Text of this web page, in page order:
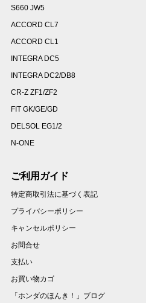
S660 JW5
ACCORD CL7
ACCORD CL1
INTEGRA DC5
INTEGRA DC2/DB8
CR-Z ZF1/ZF2
FIT GK/GE/GD
DELSOL EG1/2
N-ONE
ご利用ガイド
特定商取引法に基づく表記
プライバシーポリシー
キャンセルポリシー
お問合せ
支払い
お買い物カゴ
「ホンダのほんき！」ブログ